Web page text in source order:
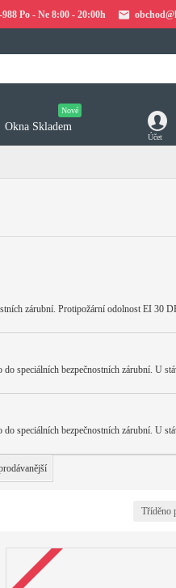
988 Po - Ne 8:00 - 20:00h
Okna Skladem
Nové
Účet
zárubní. Protipožární odolnost EI 30
speciálních bezpečnostních zárubní. U
speciálních bezpečnostních zárubní. U
Tříděno